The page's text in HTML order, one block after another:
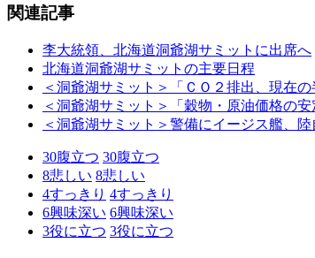
関連記事
李大統領、北海道洞爺湖サミットに出席へ
北海道洞爺湖サミットの主要日程
＜洞爺湖サミット＞「ＣＯ２排出、現在の
＜洞爺湖サミット＞「穀物・原油価格の安
＜洞爺湖サミット＞警備にイージス艦、
30腹立つ 30腹立つ
8悲しい 8悲しい
4すっきり 4すっきり
6興味深い 6興味深い
3役に立つ 3役に立つ